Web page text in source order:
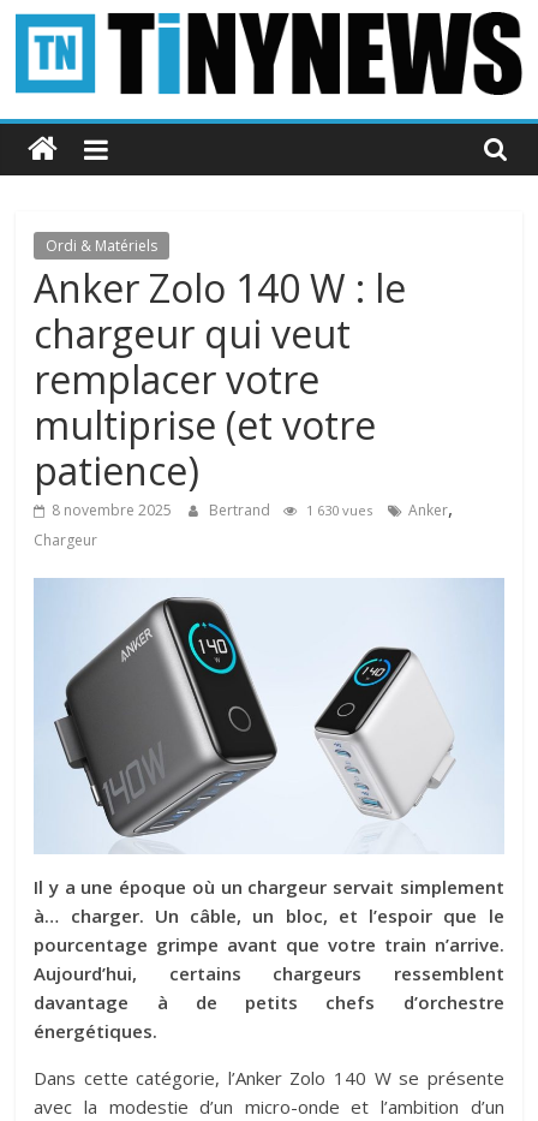
Passer
contenu
Tinynews
Le
belge
connecté
Ordi & Matériels
Anker Zolo 140 W : le
chargeur qui veut
remplacer votre
multiprise (et votre
patience)
8 novembre 2025 Bertrand 1 630 vues Anker,
Chargeur
Il y a une époque où un chargeur servait simplement
à… charger. Un câble, un bloc, et l’espoir que le
pourcentage grimpe avant que votre train n’arrive.
Aujourd’hui, certains chargeurs ressemblent
davantage à de petits chefs d’orchestre
énergétiques.
Dans cette catégorie, l’Anker Zolo 140 W se présente
avec la modestie d’un micro-onde et l’ambition d’un